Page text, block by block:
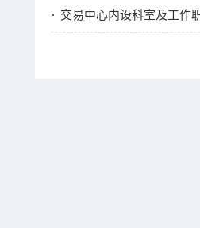
交易中心内设科室及工作